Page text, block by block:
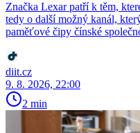
Značka Lexar patří k těm,
tedy o další možný kanál,
paměťové čipy čínské
diit.cz
9. 8. 2026, 22:00
2 min